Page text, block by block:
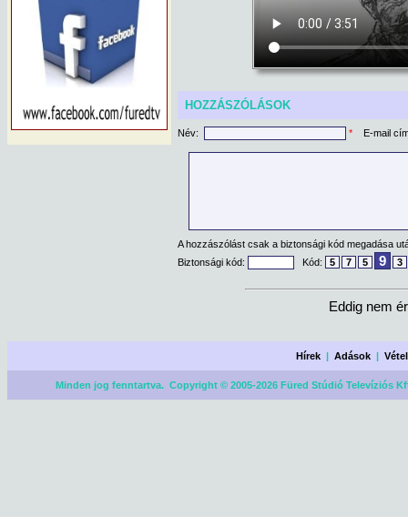
HOZZÁSZÓLÁSOK
Név: * E-mail
A hozzászólást csak a biztonsági kód megadása
Biztonsági kód:
Kód: 5 7 5 9 3
Eddig nem
Hírek |Adások |
Minden jog fenntartva. Copyright © 2005-2026 Füred Stúdió Televíziós